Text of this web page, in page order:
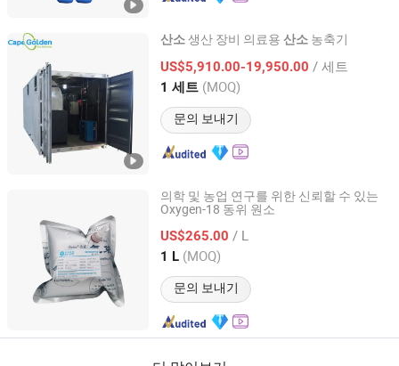
산소생산 장비 의료용 산소 농축기
US$5,910.00-19,950.00 / 세트
1 세트 (MOQ)
문의 보내기
BeiJing Cape Golden Gas System Company LTD
Beijing, China 이후 2020
의학 및 농업 연구를 위한 신뢰할 수 있는
Oxygen-18 동위 원소
US$265.00 / L
1 L (MOQ)
문의 보내기
Wuhan Zhongxin Ruiyuan Gas Co., Ltd
Hubei, China 이후 2026